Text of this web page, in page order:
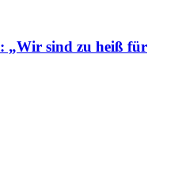
„Wir sind zu heiß für